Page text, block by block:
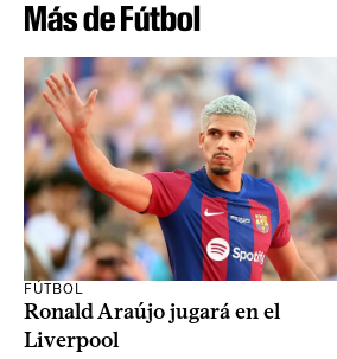
Más de Fútbol
FÚTBOL
Ronald Araújo jugará en el
Liverpool